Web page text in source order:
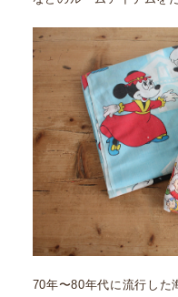
70年〜80年代に流行した